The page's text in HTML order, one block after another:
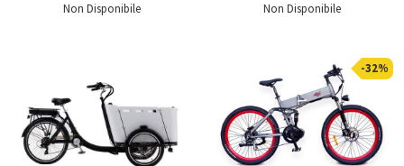
Non Disponibile Non Disponibile
-32%